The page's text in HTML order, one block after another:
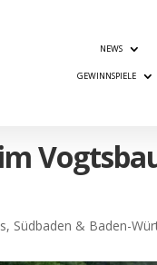
NEWS
GEWINNSPIELE
, Südbaden & Baden-